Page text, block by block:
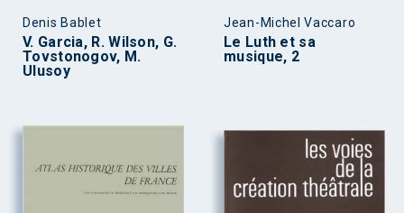
Denis Bablet
V. Garcia, R. Wilson, G.
Tovstonogov, M.
Ulusoy
Jean-Michel Vaccaro
Le Luth et sa
musique, 2